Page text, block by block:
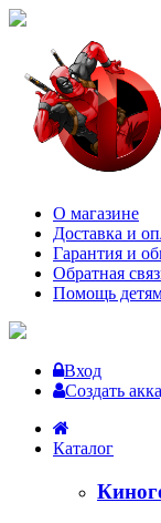
О магазине
Доставка и
Гарантия и
Обратная
Помощь
Вход
Создать
Каталог